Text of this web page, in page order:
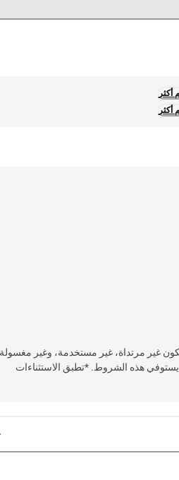
أكثر
أكثر
للمنتجات بشرط أن تكون غير مرتداة، غير مستخدمة، وغير
يستوفي هذه الشروط. *تطبق الاستثناءات